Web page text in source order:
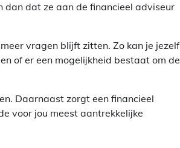
dan dat ze aan de financieel adviseur
vragen blijft zitten. Zo kan je jezelf
en of er een mogelijkheid bestaat om de
Daarnaast zorgt een financieel
voor jou meest aantrekkelijke